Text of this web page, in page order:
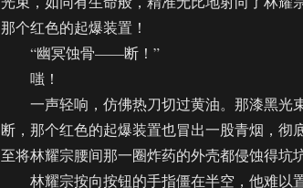
那个红色的起爆装置！
“幽冥蚀骨——断！”
嗤！
一声轻响，仿佛热刀切过黄油。那漆黑光
断，那个红色的起爆装置也冒出一股青烟，彻
至将林耀宗腰间那一圈炸药的外壳都侵蚀得坑
林耀宗按向按钮的手指僵在半空，他难以